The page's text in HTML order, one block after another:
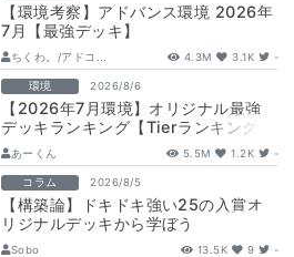
【環境考察】アドバンス環境 2026年
7月【最強デッキ】
ちくわ。/アドコ... 4.3M 3.1K -
環境 2026/8/6
【2026年7月環境】オリジナル最強
デッキランキング【Tierランキング】
あーくん 5.5M 1.2K -
コラム 2026/8/5
【構築論】ドキドキ強い25の入賞オ
リジナルデッキから学ぼう
【DuelMastersMemory5日目】
Sobo 13.5K 9 -